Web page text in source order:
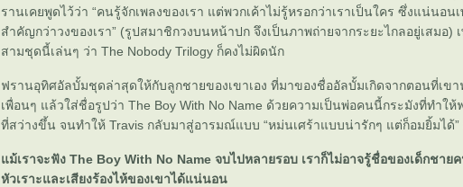
รานเคยพูดไว้ว่า “คนรู้จักเพลงของเรา แต่พวกเค้าไม่รู้หรอกว่าเราเป็นใคร ซึ่งแน่นอน
สำคัญกว่าวงของเรา” (รูปสมาชิกวงบนหน้าปก จึงเป็นภาพถ่ายจากระยะไกลอยู่เสมอ)
สามชุดนี้เล่นๆ ว่า The Nobody Trilogy ก็คงไม่ผิดนัก
ฟรานอุทิศอัลบั้มชุดล่าสุดให้กับลูกชายของเขาเอง ที่มาของชื่ออัลบั้มเกิดจากตอนที่เขา
เพื่อนๆ แล้วใส่ชื่อรูปว่า The Boy With No Name ด้วยความเป็นพ่อคนนี้กระมังที่ทำให้
ที่สว่างขึ้น จนทำให้ Travis กลับมาสู่อารมณ์แบบ “หม่นเศร้าแบบน่ารักๆ แต่ก็อมยิ้มได้”
ม้เราจะฟัง The Boy With No Name จบไปหลายรอบ เราก็ไม่อาจรู้ชื่อของเด็กชายค
หัวเราะและเสียงร้องไห้ของเขาได้แน่นอน